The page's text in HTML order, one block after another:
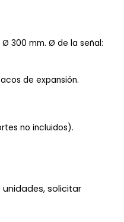
Ø 300 mm. Ø de la señal:
de expansión.
no incluidos).
unidades, solicitar